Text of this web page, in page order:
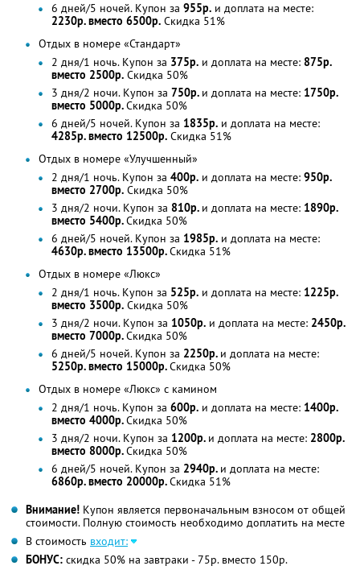
6 дней/5 ночей. Купон за 955р. и доплата на месте:
2230р. вместо 6500р. Скидка 51%
Отдых в номере «Стандарт»
2 дня/1 ночь. Купон за 375р. и доплата на месте: 875р.
вместо 2500р. Скидка 50%
3 дня/2 ночи. Купон за 750р. и доплата на месте: 1750р.
вместо 5000р.Скидка 50%
6 дней/5 ночей. Купон за 1835р. и доплата на месте:
4285р. вместо 12500р. Скидка 51%
Отдых в номере «Улучшенный»
2 дня/1 ночь. Купон за 400р. и доплата на месте: 950р.
вместо 2700р. Скидка 50%
3 дня/2 ночи. Купон за 810р. и доплата на месте: 1890р.
вместо 5400р.Скидка 50%
6 дней/5 ночей. Купон за 1985р. и доплата на месте:
4630р. вместо 13500р.Скидка 51%
Отдых в номере «Люкс»
2 дня/1 ночь. Купон за 525р. и доплата на месте: 1225р.
вместо 3500р. Скидка 50%
3 дня/2 ночи. Купон за 1050р. и доплата на месте: 2450р.
вместо 7000р.Скидка 50%
6 дней/5 ночей. Купон за 2250р. и доплата на месте:
5250р. вместо 15000р.Скидка 50%
Отдых в номере «Люкс» с камином
2 дня/1 ночь. Купон за 600р. и доплата на месте: 1400р.
вместо 4000р.Скидка 50%
3 дня/2 ночи. Купон за 1200р. и доплата на месте: 2800р.
вместо 8000р.Скидка 50%
6 дней/5 ночей. Купон за 2940р. и доплата на месте:
6860р. вместо 20000р.Скидка 51%
Внимание! Купон является первоначальным взносом от общей
стоимости. Полную стоимость необходимо доплатить на месте
В стоимость входит:
БОНУС: скидка 50% на завтраки - 75р. вместо 150р.